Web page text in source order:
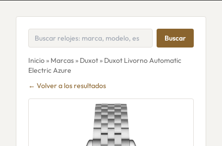
Buscar
Inicio» Marcas» Duxot» Duxot Livorno Automatic
Electric Azure
← Volver a los resultados